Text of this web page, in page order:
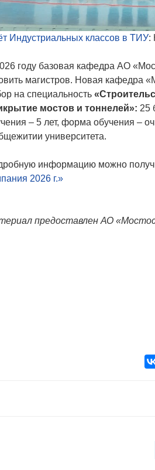
Индустриальных классов в ТИУ:
году базовая кафедра АО
магистров. Новая кафедра
на специальность
мостов и тоннелей»: 25
– 5 лет, форма обучения –
университета.
информацию можно
2026 г.»
предоставлен АО